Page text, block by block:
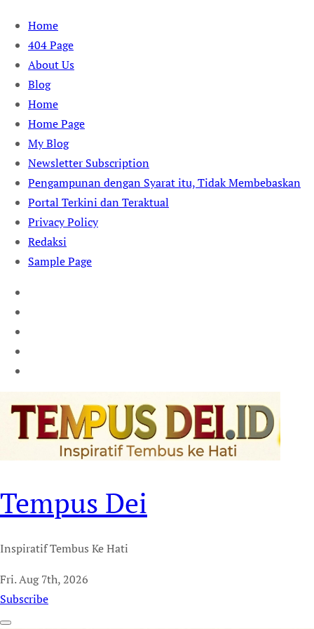
Skip
content
Home
404 Page
About Us
Blog
Home
Home Page
My Blog
Newsletter Subscription
Pengampunan dengan Syarat itu, Tidak Membebaskan
Portal Terkini dan Teraktual
Privacy Policy
Redaksi
Sample Page
Tempus Dei
Inspiratif Tembus Ke Hati
Fri. Aug 7th, 2026
Subscribe